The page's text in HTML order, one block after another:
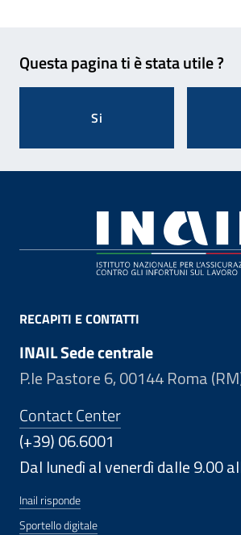
Questa pagina ti è stata utile ?
Si
RECAPITI E CONTATTI
INAIL Sede centrale
P.le Pastore 6, 00144 Roma
Contact Center
(+39) 06.6001
Dal lunedì al venerdì dalle 9.00
Inail risponde
Sportello digitale